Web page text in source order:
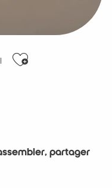
Ajouter
partager